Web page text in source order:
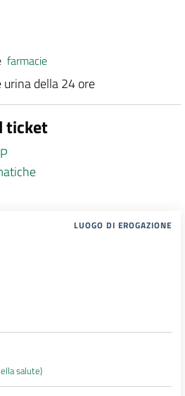
farmacie
urina della 24 ore
ticket
LUOGO DI EROGAZIONE
salute)